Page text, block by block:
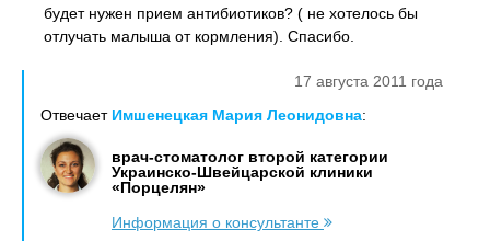
будет нужен прием антибиотиков? ( не хотелось бы
отлучать малыша от кормления). Спасибо.
17 августа 2011 года
Отвечает Имшенецкая Мария Леонидовна:
врач-стоматолог второй категории
Украинско-Швейцарской клиники
«Порцелян»
Информация о консультанте